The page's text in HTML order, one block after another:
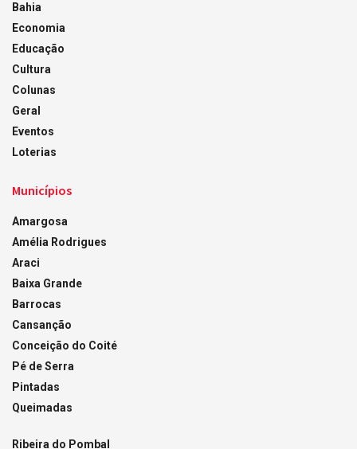
Bahia
Economia
Educação
Cultura
Colunas
Geral
Eventos
Loterias
Municípios
Amargosa
Amélia Rodrigues
Araci
Baixa Grande
Barrocas
Cansanção
Conceição do Coité
Pé de Serra
Pintadas
Queimadas
Ribeira do Pombal